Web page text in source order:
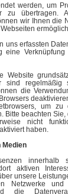
werden, um
zu übertragen.
wir Ihnen die
uns erfassten
Verknüpfung
Website
sind
die
um
Bitte beachten
nicht
haben.
Medien
innerhalb
aktiven
unsere
Netzwerke
die